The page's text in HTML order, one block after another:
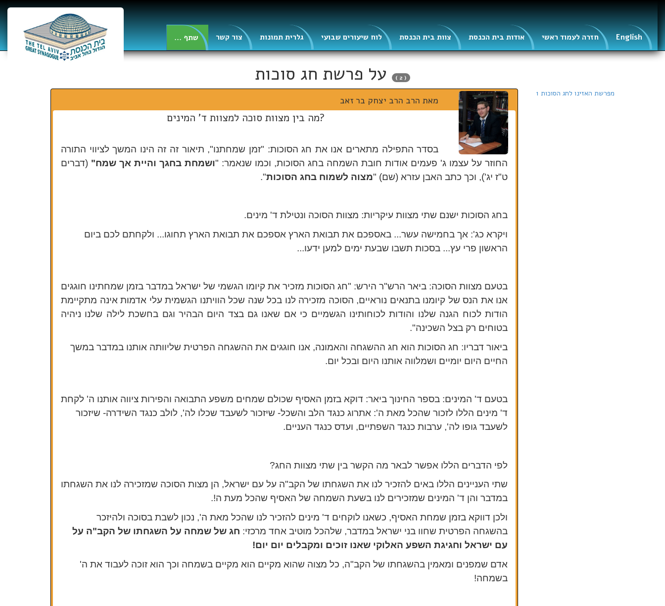
... שתף צור קשר גלרית תמונות לוח שיעורים שבועי צוות בית הכנסת אודות בית הכנסת חזרה לעמוד ראשי English
( 2 ) על פרשת חג סוכות
מאת הרב הרב יצחק בר זאב
?מה בין מצוות סוכה למצוות ד' המינים
בסדר התפילה מתארים אנו את חג הסוכות: "זמן שמחתנו", תיאור זה זה הינו המשך לציווי התורה
החוזר על עצמו ג' פעמים אודות חובת השמחה בחג הסוכות, וכמו שנאמר: "ושמחת בחגך והיית אך שמח" (דברים
ט"ז יג'), וכך כתב האבן עזרא (שם) "מצוה לשמוח בחג הסוכות".
בחג הסוכות ישנם שתי מצוות עיקריות: מצוות הסוכה ונטילת ד' מינים.
ויקרא כג': אך בחמישה עשר... באספכם את תבואת הארץ אספכם את תבואת הארץ תחוגו... ולקחתם לכם ביום
הראשון פרי עץ... בסכות תשבו שבעת ימים למען ידעו...
בטעם מצוות הסוכה: ביאר הרש"ר הירש: "חג הסוכות מזכיר את קיומו הגשמי של ישראל במדבר בזמן שמחתינו חוגגים
אנו את הנס של קיומנו בתנאים נוראיים, הסוכה מזכירה לנו בכל שנה שכל הוויתנו הגשמית עלי אדמות אינה מתקיימת
הודות לכוח הגנה שלנו והודות לכוחותינו הגשמיים כי אם שאנו גם בצד היום הבהיר וגם בחשכת לילה שלנו ניהיה
בטוחים רק בצל השכינה".
ביאור דבריו: חג הסוכות הוא חג ההשגחה והאמונה, אנו חוגגים את ההשגחה הפרטית שליוותה אותנו במדבר במשך
החיים היום יומיים ושמלווה אותנו היום ובכל יום.
בטעם ד' המינים: בספר החינוך ביאר: דוקא בזמן האסיף שכולם שמחים משפע התבואה והפירות ציווה אותנו ה' לקחת
ד' מינים הללו לזכור שהכל מאת ה': אתרוג כנגד הלב והשכל- שיזכור לשעבד שכלו לה', לולב כנגד השידרה- שיזכור
לשעבד גופו לה', ערבות כנגד השפתיים, ועדס כנגד העניים.
לפי הדברים הללו אפשר לבאר מה הקשר בין שתי מצוות החג?
שתי העניינים הללו באים להזכיר לנו את השגחתו של הקב"ה על עם ישראל, הן מצות הסוכה שמזכירה לנו את השגחתו
במדבר והן ד' המינים שמזכירים לנו בשעת השמחה של האסיף שהכל מעת ה!.
ולכן דווקא בזמן שמחת האסיף, כשאנו לוקחים ד' מינים להזכיר לנו שהכל מאת ה', נכון לשבת בסוכה ולהיזכר
בהשגחה הפרטית שחוו בני ישראל במדבר, שלהכל מוטיב אחד מרכזי: חג של שמחה על השגחתו של הקב"ה על
עם ישראל וחגיגת השפע האלוקי שאנו זוכים ומקבלים יום יום!
אדם שמפנים ומאמין בהשגחתו של הקב"ה, כל מצוה שהוא מקיים הוא מקיים בשמחה וכך הוא זוכה לעבוד את ה'
בשמחה!
מפרשת האזינו לחג הסוכות 1